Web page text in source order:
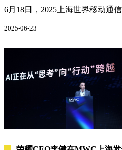
家
6月18日，2025上海世界移动通
2025-06-23